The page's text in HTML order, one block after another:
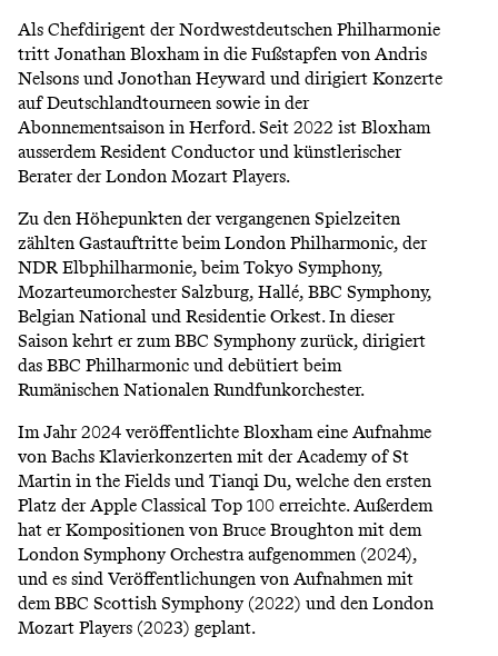
Als Chefdirigent der Nordwestdeutschen Philharmonie
tritt Jonathan Bloxham in die Fußstapfen von Andris
Nelsons und Jonothan Heyward und dirigiert Konzerte
auf Deutschlandtourneen sowie in der
Abonnementsaison in Herford. Seit 2022 ist Bloxham
ausserdem Resident Conductor und künstlerischer
Berater der London Mozart Players.
Zu den Höhepunkten der vergangenen Spielzeiten
zählten Gastauftritte beim London Philharmonic, der
NDR Elbphilharmonie, beim Tokyo Symphony,
Mozarteumorchester Salzburg, Hallé, BBC Symphony,
Belgian National und Residentie Orkest. In dieser
Saison kehrt er zum BBC Symphony zurück, dirigiert
das BBC Philharmonic und debütiert beim
Rumänischen Nationalen Rundfunkorchester.
Im Jahr 2024 veröffentlichte Bloxham eine Aufnahme
von Bachs Klavierkonzerten mit der Academy of St
Martin in the Fields und Tianqi Du, welche den ersten
Platz der Apple Classical Top 100 erreichte. Außerdem
hat er Kompositionen von Bruce Broughton mit dem
London Symphony Orchestra aufgenommen (2024),
und es sind Veröffentlichungen von Aufnahmen mit
dem BBC Scottish Symphony (2022) und den London
Mozart Players (2023) geplant.